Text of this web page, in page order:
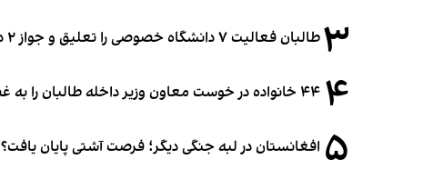
۳طالبان فعالیت ۷ دانشگاه خصوصی را تعلیق و جواز ۲ دانشگاه را لغو کرد
۴ ۴۴ خانواده در خوست معاون وزیر داخله طالبان را به غصب زمین متهم کردند
۵ افغانستان در لبه جنگی دیگر؛ فرصت آشتی پایان یافت؟